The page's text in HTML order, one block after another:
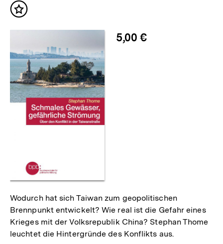
Inhalt
5,00 €
Wodurch hat sich Taiwan zum geopolitischen
Brennpunkt entwickelt? Wie real ist die Gefahr eines
Krieges mit der Volksrepublik China? Stephan Thome
leuchtet die Hintergründe des Konflikts aus.